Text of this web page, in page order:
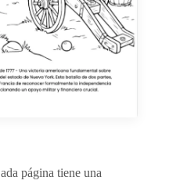
página tiene una